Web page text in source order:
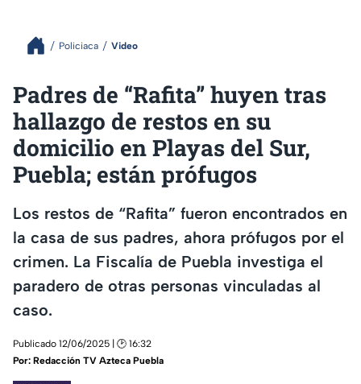
Policiaca Video
Padres de “Rafita” huyen tras
hallazgo de restos en su
domicilio en Playas del Sur,
Puebla; están prófugos
Los restos de “Rafita” fueron encontrados en
la casa de sus padres, ahora prófugos por el
crimen. La Fiscalía de Puebla investiga el
paradero de otras personas vinculadas al
caso.
Publicado 12/06/2025 | 🕑 16:32
Por: Redacción TV Azteca Puebla